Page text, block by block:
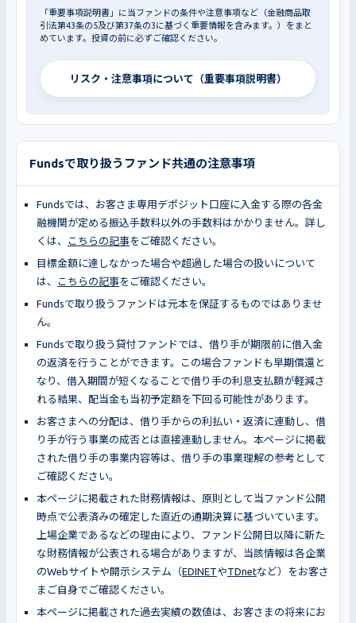
「重要事項説明書」に当ファンドの条件や注意事項など（金融商品取
引法第43条の5及び第37条の3に基づく重要情報を含みます。）をまと
めています。投資の前に必ずご確認ください。
リスク・注意事項について（重要事項説明書）
Fundsで取り扱うファンド共通の注意事項
Fundsでは、お客さま専用デポジット口座に入金する際の各金
融機関が定める振込手数料以外の手数料はかかりません。詳し
くは、
こちらの記事をご確認ください。
目標金額に達しなかった場合や超過した場合の扱いについて
は、
こちらの記事をご確認ください。
Fundsで取り扱うファンドは元本を保証するものではありませ
ん。
Fundsで取り扱う貸付ファンドでは、借り手が期限前に借入金
の返済を行うことができます。この場合ファンドも早期償還と
なり、借入期間が短くなることで借り手の利息支払額が軽減さ
れる結果、配当金も当初予定額を下回る可能性があります。
お客さまへの分配は、借り手からの利払い・返済に連動し、借
り手が行う事業の成否とは直接連動しません。本ページに掲載
された借り手の事業内容等は、借り手の事業理解の参考として
ご確認ください。
本ページに掲載された財務情報は、原則として当ファンド公開
時点で公表済みの確定した直近の通期決算に基づいています。
上場企業であるなどの理由により、ファンド公開日以降に新た
な財務情報が公表される場合がありますが、当該情報は各企業
のWebサイトや開示システム（EDINETやTDnetなど）をお客さ
まご自身でご確認ください。
本ページに掲載された過去実績の数値は、お客さまの将来にお